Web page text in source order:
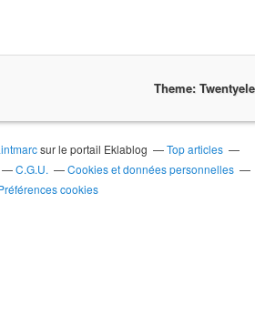
Theme:
sur le portail Eklablog
Top articles
C.G.U.
Cookies et données personnelles
cookies